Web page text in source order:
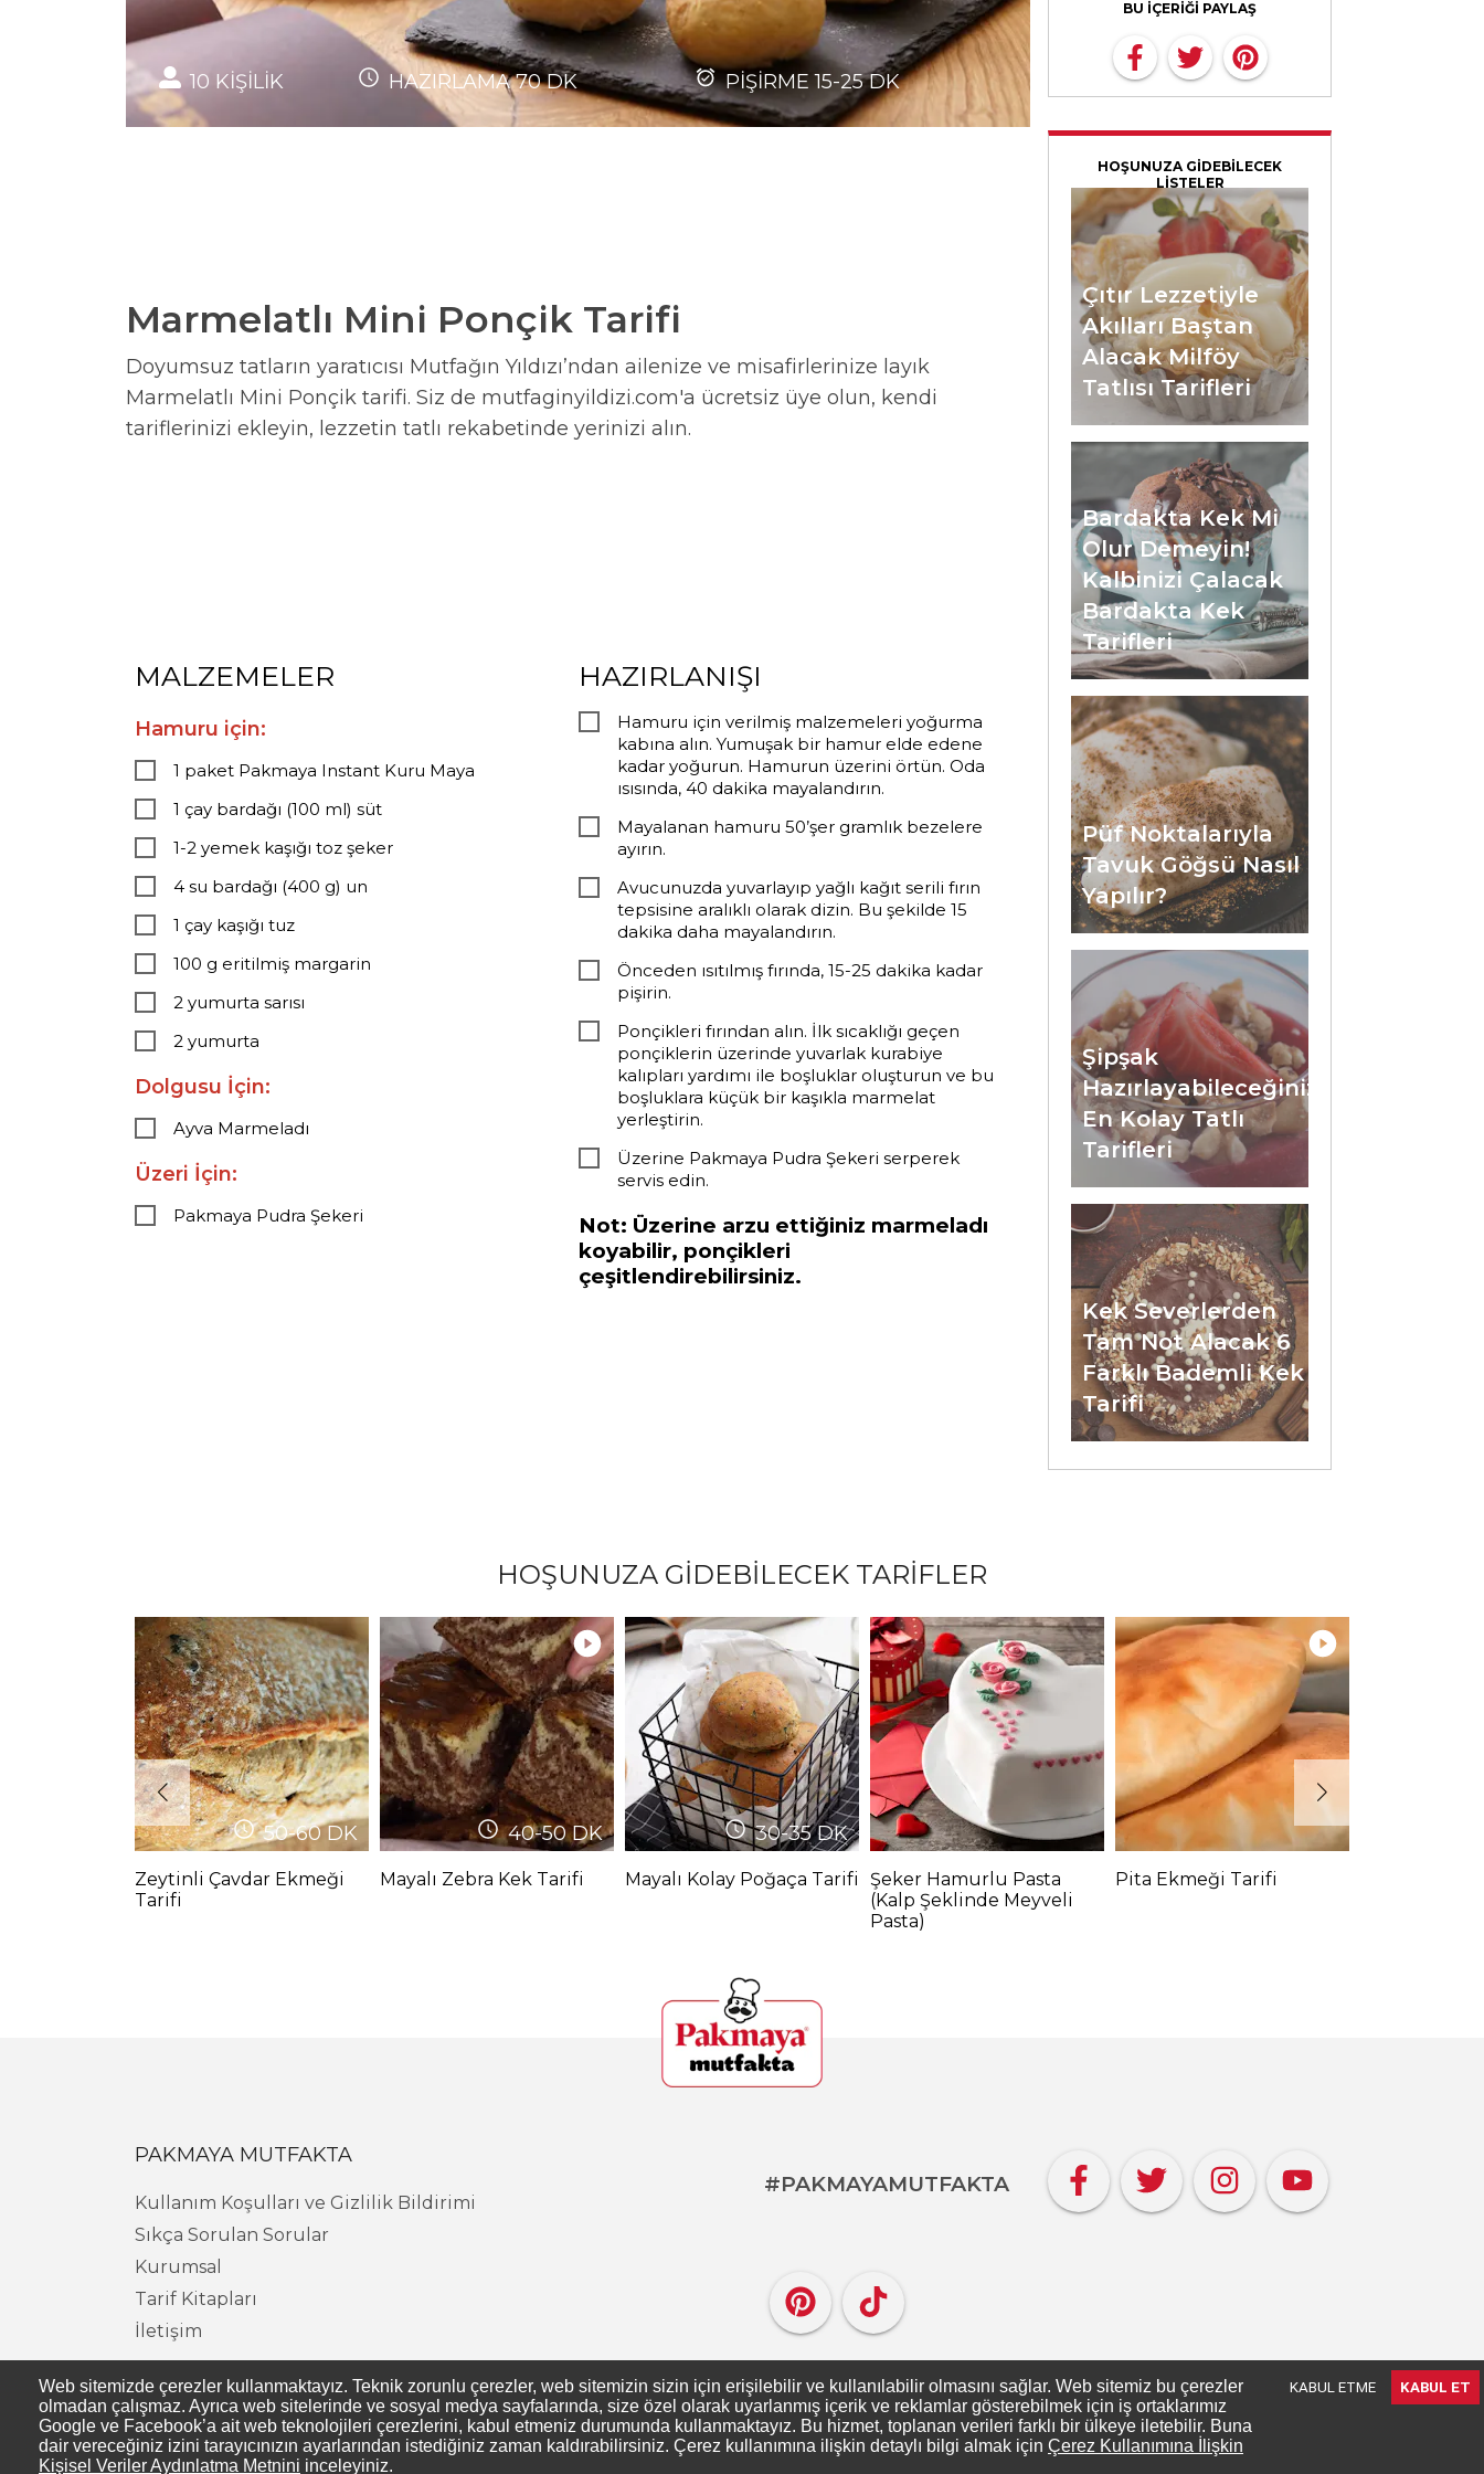
10 KİŞİLİK HAZIRLAMA 70 DK PİŞİRME 15-25 DK
Marmelatlı Mini Ponçik Tarifi
Doyumsuz tatların yaratıcısı Mutfağın Yıldızı’ndan ailenize ve misafirlerinize layık
Marmelatlı Mini Ponçik tarifi. Siz de mutfaginyildizi.com'a ücretsiz üye olun, kendi
tariflerinizi ekleyin, lezzetin tatlı rekabetinde yerinizi alın.
MALZEMELER
Hamuru için:
1 paket Pakmaya Instant Kuru Maya
1 çay bardağı (100 ml) süt
1-2 yemek kaşığı toz şeker
4 su bardağı (400 g) un
1 çay kaşığı tuz
100 g eritilmiş margarin
2 yumurta sarısı
2 yumurta
Dolgusu İçin:
Ayva Marmeladı
Üzeri İçin:
Pakmaya Pudra Şekeri
HAZIRLANIŞI
Hamuru için verilmiş malzemeleri yoğurma
kabına alın. Yumuşak bir hamur elde edene
kadar yoğurun. Hamurun üzerini örtün. Oda
ısısında, 40 dakika mayalandırın.
Mayalanan hamuru 50’şer gramlık bezelere
ayırın.
Avucunuzda yuvarlayıp yağlı kağıt serili fırın
tepsisine aralıklı olarak dizin. Bu şekilde 15
dakika daha mayalandırın.
Önceden ısıtılmış fırında, 15-25 dakika kadar
pişirin.
Ponçikleri fırından alın. İlk sıcaklığı geçen
ponçiklerin üzerinde yuvarlak kurabiye
kalıpları yardımı ile boşluklar oluşturun ve bu
boşluklara küçük bir kaşıkla marmelat
yerleştirin.
Üzerine Pakmaya Pudra Şekeri serperek
servis edin.
Not: Üzerine arzu ettiğiniz marmeladı
koyabilir, ponçikleri
çeşitlendirebilirsiniz.
BU İÇERİĞİ PAYLAŞ
HOŞUNUZA GİDEBİLECEK
LİSTELER
Çıtır Lezzetiyle
Akılları Baştan
Alacak Milföy
Tatlısı Tarifleri
Bardakta Kek Mi
Olur Demeyin!
Kalbinizi Çalacak
Bardakta Kek
Tarifleri
Püf Noktalarıyla
Tavuk Göğsü Nasıl
Yapılır?
Şipşak
Hazırlayabileceğiniz
En Kolay Tatlı
Tarifleri
Kek Severlerden
Tam Not Alacak 6
Farklı Bademli Kek
Tarifi
HOŞUNUZA GİDEBİLECEK TARİFLER
50-60DK
Zeytinli Çavdar Ekmeği
Tarifi
40-50DK
Mayalı Zebra Kek Tarifi
30-35DK
Mayalı Kolay Poğaça Tarifi
Şeker Hamurlu Pasta
(Kalp Şeklinde Meyveli
Pasta)
Pita Ekmeği Tarifi
PAKMAYA MUTFAKTA
Kullanım Koşulları ve Gizlilik Bildirimi
Sıkça Sorulan Sorular
Kurumsal
Tarif Kitapları
İletişim
#PAKMAYAMUTFAKTA
Web sitemizde çerezler kullanmaktayız. Teknik zorunlu çerezler, web sitemizin sizin için erişilebilir ve kullanılabilir olmasını sağlar. Web sitemiz bu çerezler
olmadan çalışmaz. Ayrıca web sitelerinde ve sosyal medya sayfalarında, size özel olarak uyarlanmış içerik ve reklamlar gösterebilmek için iş ortaklarımız
Google ve Facebook’a ait web teknolojileri çerezlerini, kabul etmeniz durumunda kullanmaktayız. Bu hizmet, toplanan verileri farklı bir ülkeye iletebilir. Buna
dair vereceğiniz izini tarayıcınızın ayarlarından istediğiniz zaman kaldırabilirsiniz. Çerez kullanımına ilişkin detaylı bilgi almak için Çerez Kullanımına İlişkin
Kişisel Veriler Aydınlatma Metnini inceleyiniz.
KABUL ETME KABUL ET